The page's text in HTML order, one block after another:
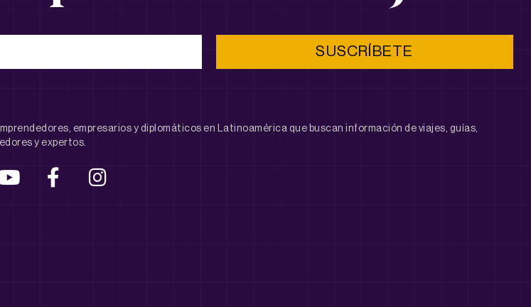
SUSCRÍBETE
empresarios y diplomáticos en Latinoamérica que buscan información de viajes, guías,
y expertos.